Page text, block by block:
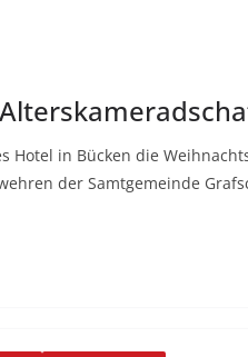
Hotel in Bücken die
der Samtgemeinde